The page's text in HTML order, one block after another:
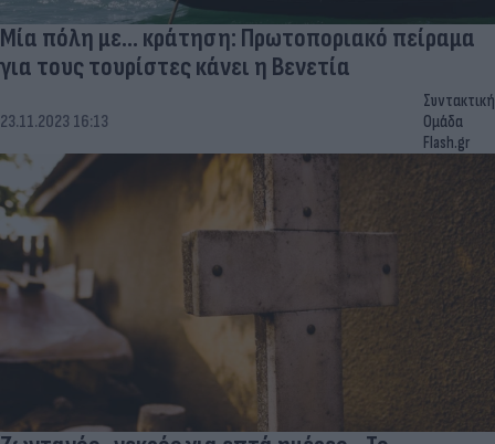
Μία πόλη με... κράτηση: Πρωτοποριακό πείραμα
για τους τουρίστες κάνει η Βενετία
23.11.2023 16:13
Συντακτική
Ομάδα
Flash.gr